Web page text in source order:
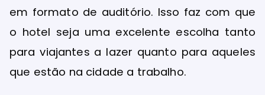
em formato de auditório. Isso faz com que
o hotel seja uma excelente escolha tanto
para viajantes a lazer quanto para aqueles
que estão na cidade a trabalho.